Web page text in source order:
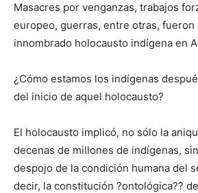
Masacres por venganzas, trabajos
europeo, guerras, entre otras, fueron
innombrado holocausto indígena en
¿Cómo estamos los indígenas
del inicio de aquel holocausto?
El holocausto implicó, no sólo la
decenas de millones de indígenas,
despojo de la condición humana del
decir, la constitución ?ontológica??